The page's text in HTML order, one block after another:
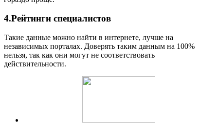
4.Рейтинги специалистов
Такие данные можно найти в интернете, лучше на
независимых порталах. Доверять таким данным на 100%
нельзя, так как они могут не соответствовать
действительности.